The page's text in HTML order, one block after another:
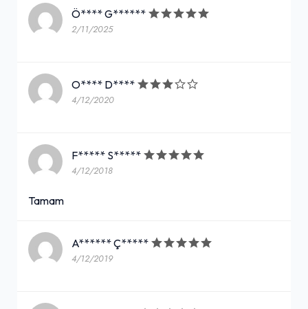
Ö**** G******
2/11/2025
O**** D****
4/12/2020
F***** S*****
4/12/2018
Tamam
A****** Ç*****
4/12/2019